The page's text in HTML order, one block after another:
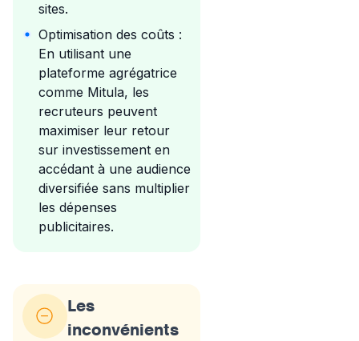
sites.
Optimisation des coûts :
En utilisant une
plateforme agrégatrice
comme Mitula, les
recruteurs peuvent
maximiser leur retour
sur investissement en
accédant à une audience
diversifiée sans multiplier
les dépenses
publicitaires.
Les
inconvénients